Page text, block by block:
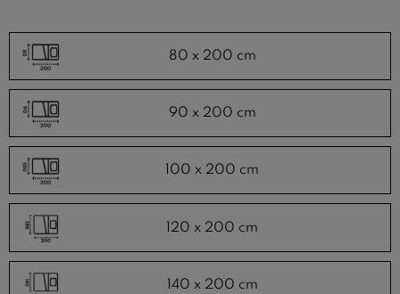
80 x 200 cm
90 x 200 cm
100 x 200 cm
120 x 200 cm
140 x 200 cm